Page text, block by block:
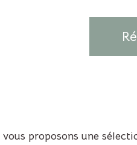
proposons une